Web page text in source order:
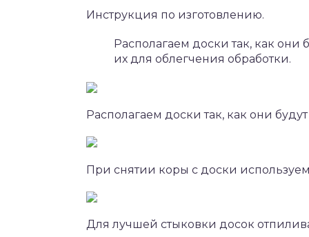
Инструкция по изготовлению.
Располагаем доски так, как они
их для облегчения обработки.
Располагаем доски так, как они
При снятии коры с доски
Для лучшей стыковки досок